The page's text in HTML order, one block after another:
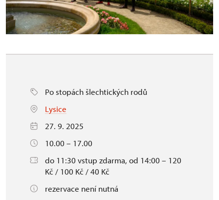
Po stopách šlechtických rodů
Lysice
27. 9. 2025
10.00 – 17.00
do 11:30 vstup zdarma, od 14:00 – 120
Kč / 100 Kč / 40 Kč
rezervace není nutná